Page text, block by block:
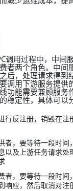
调用过程中，中间
者两个角色。中间
后，处理请求得到
调用下游服务提供
功能需要兼顾服务
稳定性，具体可以
行反注册，销毁在注
者，要等待一段时间
以及上游任务请求处
者，要等待一段时间
响应，然后取消对注